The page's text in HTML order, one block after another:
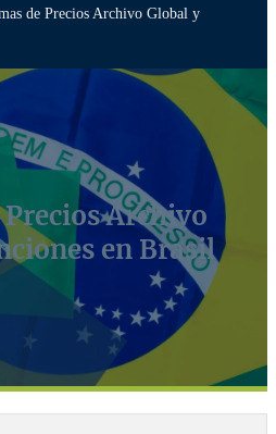
de Precios Archivo Global y
Archivo
en Brasil